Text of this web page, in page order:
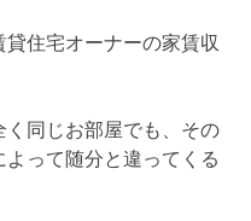
住宅オーナーの家賃収
く同じお部屋でも、その
って随分と違ってくる